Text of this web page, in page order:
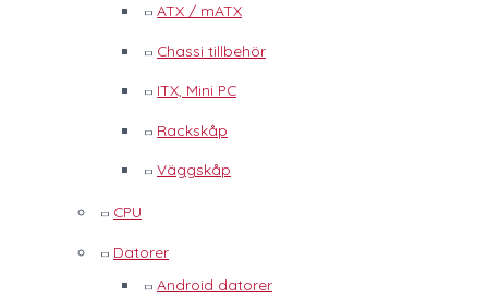
ATX / mATX
Chassi tillbehör
ITX, Mini PC
Rackskåp
Väggskåp
CPU
Datorer
Android datorer